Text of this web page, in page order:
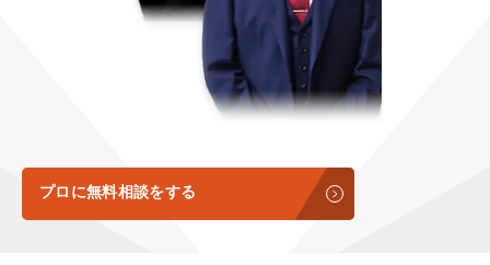
YouTubeディレクター
ミッション・ビジョン・バリュー
代表メッセージ（岩野圭佑）
認定パートナー
プロに無料相談をする